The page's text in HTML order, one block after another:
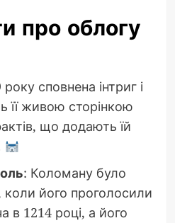
про облогу
сповнена інтриг і
її живою сторінкою
що додають їй
: Коломану було
коли його проголосили
в 1214 році, а його